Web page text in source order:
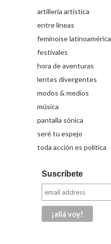
artillería artística
entre líneas
feminoise latinoamérica
festivales
hora de aventuras
lentes divergentes
modos & medios
música
pantalla sónica
seré tu espejo
toda acción es política
Suscríbete